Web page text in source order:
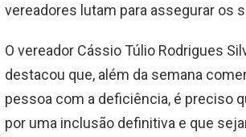
vereadores lutam para assegurar os
O vereador Cássio Túlio Rodrigues
destacou que, além da semana
pessoa com a deficiência, é preciso
por uma inclusão definitiva e que